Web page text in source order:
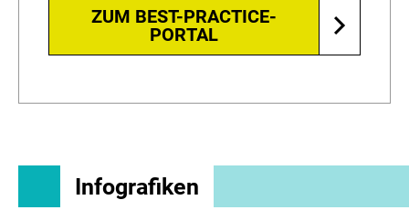
ZUM BEST-PRACTICE-
PORTAL
Infografiken